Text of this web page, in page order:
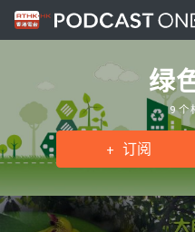
绿
9 个
订阅